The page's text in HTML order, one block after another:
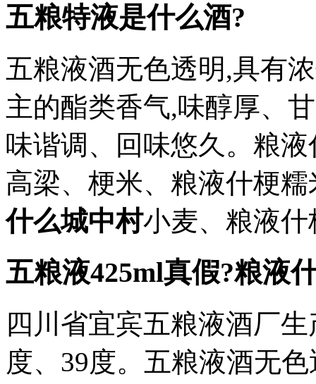
五粮特液是什么酒?
五粮液酒无色透明,具有
主的酯类香气,味醇厚、
味谐调、回味悠久。粮
高梁、梗米、粮液什梗
什么城中村小麦、粮液什
五粮液425ml真假?粮液
四川省宜宾五粮液酒厂
度、39度。五粮液酒无